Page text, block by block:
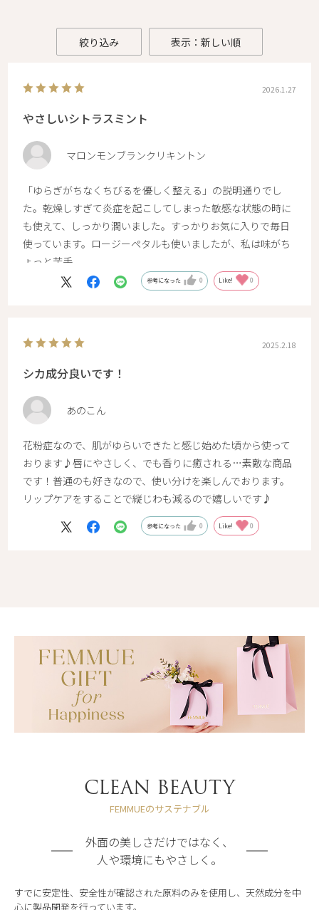
絞り込み 表示：新しい順
2026.1.27
やさしいシトラスミント
マロンモンブランクリキントン
「ゆらぎがちなくちびるを優しく整える」の説明通りでし
た。乾燥しすぎて炎症を起こしてしまった敏感な状態の時に
も使えて、しっかり潤いました。すっかりお気に入りで毎日
使っています。ロージーペタルも使いましたが、私は味がち
ょっと苦手。
参考になった 0 Like! 0
2025.2.18
シカ成分良いです！
あのこん
花粉症なので、肌がゆらいできたと感じ始めた頃から使って
おります♪唇にやさしく、でも香りに癒される…素敵な商品
です！普通のも好きなので、使い分けを楽しんでおります。
リップケアをすることで縦じわも減るので嬉しいです♪
参考になった 0 Like! 0
CLEAN BEAUTY
FEMMUEのサステナブル
外面の美しさだけではなく、
人や環境にもやさしく。
すでに安定性、安全性が確認された原料のみを使用し、天然成分を中
心に製品開発を行っています。